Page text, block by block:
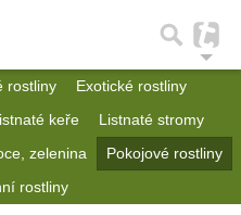
rostliny
Exotické rostliny
keře
Listnaté stromy
zelenina
Pokojové rostliny
rostliny